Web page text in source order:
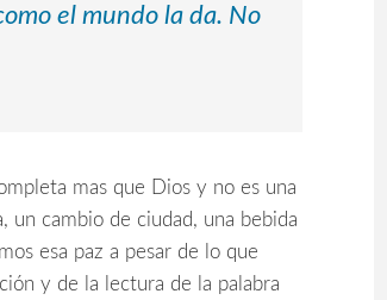
el mundo la da. No
mas que Dios y no es una
un cambio de ciudad, una bebida
esa paz a pesar de lo que
y de la lectura de la palabra